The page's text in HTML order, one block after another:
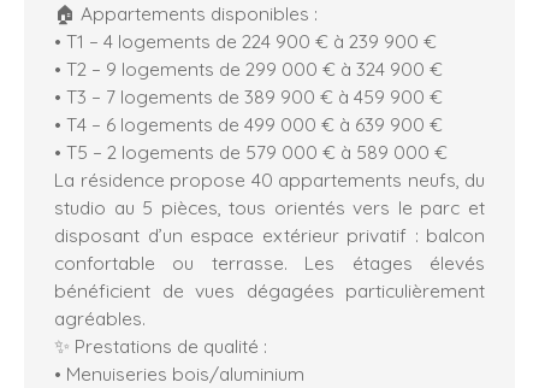
🏠 Appartements disponibles :
• T1 – 4 logements de 224 900 € à 239 900 €
• T2 – 9 logements de 299 000 € à 324 900 €
• T3 – 7 logements de 389 900 € à 459 900 €
• T4 – 6 logements de 499 000 € à 639 900 €
• T5 – 2 logements de 579 000 € à 589 000 €
La résidence propose 40 appartements neufs, du
studio au 5 pièces, tous orientés vers le parc et
disposant d’un espace extérieur privatif : balcon
confortable ou terrasse. Les étages élevés
bénéficient de vues dégagées particulièrement
agréables.
✨ Prestations de qualité :
• Menuiseries bois/aluminium